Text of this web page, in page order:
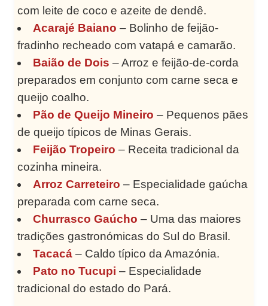
com leite de coco e azeite de dendê.
Acarajé Baiano – Bolinho de feijão-
fradinho recheado com vatapá e camarão.
Baião de Dois – Arroz e feijão-de-corda
preparados em conjunto com carne seca e
queijo coalho.
Pão de Queijo Mineiro – Pequenos pães
de queijo típicos de Minas Gerais.
Feijão Tropeiro – Receita tradicional da
cozinha mineira.
Arroz Carreteiro – Especialidade gaúcha
preparada com carne seca.
Churrasco Gaúcho – Uma das maiores
tradições gastronómicas do Sul do Brasil.
Tacacá– Caldo típico da Amazónia.
Pato no Tucupi – Especialidade
tradicional do estado do Pará.